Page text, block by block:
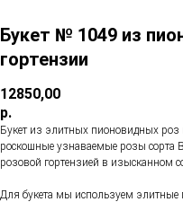
Букет № 1049 из
гортензии
12850,00
р.
Букет из элитных пионовидных роз
роскошные узнаваемые розы сорта
розовой гортензией в изысканном
Для букета мы используем элитные